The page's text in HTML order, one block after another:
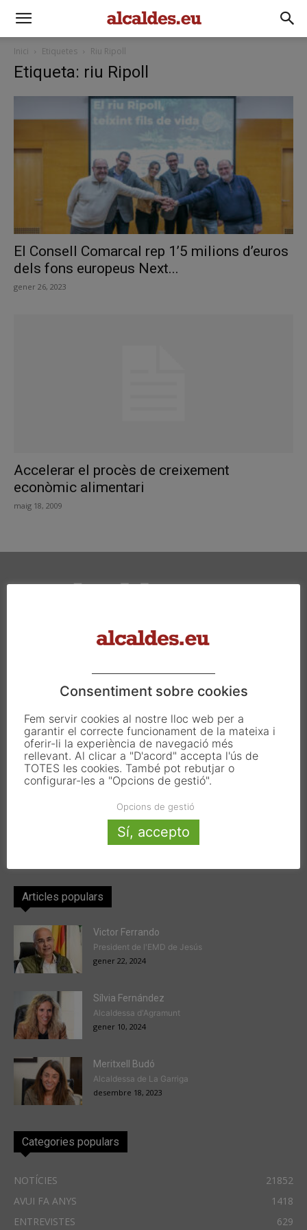
Inici Etiquetes Riu Ripoll
Etiqueta: riu Ripoll
El Consell Comarcal rep 1’5 milions d’euros
dels fons europeus Next...
gener 26, 2023
Accelerar el procès de creixement
econòmic alimentari
maig 18, 2009
Carrer Francesc Carbonell 46-48
08034 Barcelona
info@alcaldes.eu
Amb la col·laboració de:
Articles populars
Victor Ferrando
President de l'EMD de Jesús
gener 22, 2024
Sílvia Fernández
Alcaldessa d'Agramunt
gener 10, 2024
Meritxell Budó
Alcaldessa de La Garriga
desembre 18, 2023
Categories populars
NOTÍCIES
21852
AVUI FA ANYS
1418
ENTREVISTES
629
Consentiment sobre cookies
Fem servir cookies al nostre lloc web per a
garantir el correcte funcionament de la mateixa i
oferir-li la experiència de navegació més
rellevant. Al clicar a "D'acord" accepta l'ús de
TOTES les cookies. També pot rebutjar o
configurar-les a "Opcions de gestió".
Opcions de gestió
Sí, accepto